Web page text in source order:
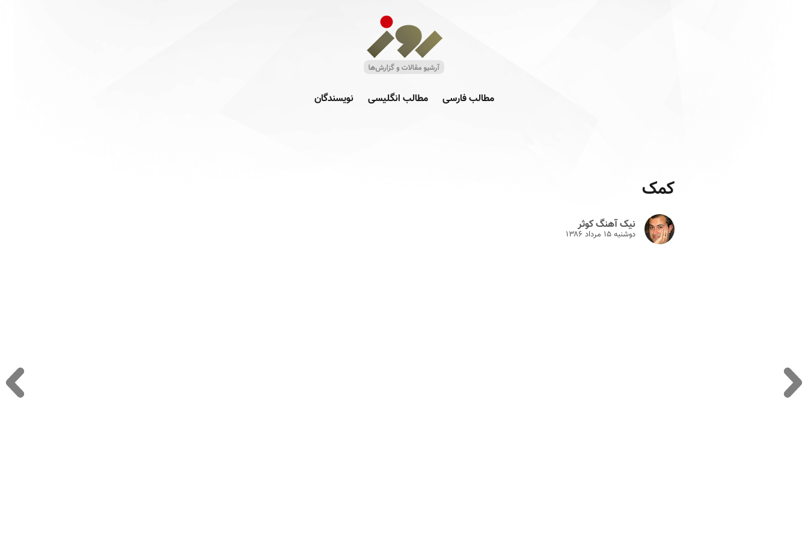
مطالب فارسی مطالب انگلیسی نویسندگان
کمک
نیک آهنگ کوثر
دوشنبه ۱۵ مرداد ۱۳۸۶